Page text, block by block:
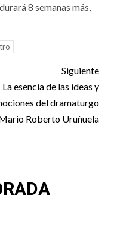
8 semanas más,
Siguiente
La esencia de las ideas y
del dramaturgo
Roberto Uruñuela